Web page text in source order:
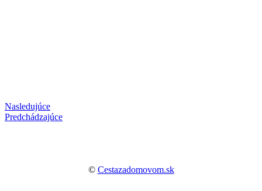
Nasledujúce
Predchádzajúce
© Cestazadomovom.sk